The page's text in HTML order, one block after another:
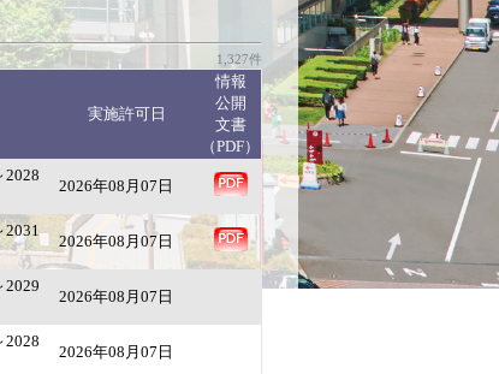
1,327件
実施許可日
情報
公開
文書
（PDF）
2028
2026年08月07日
2031
2026年08月07日
2029
2026年08月07日
2028
2026年08月07日